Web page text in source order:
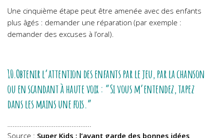
Une cinquième étape peut être amenée avec des enfants
plus âgés : demander une réparation (par exemple :
demander des excuses à l’oral).
10.Obtenir l’attention des enfants par le jeu, par la chanson
ou en scandant à haute voix : “Si vous m’entendez, tapez
dans les mains une fois.”
Source : Super Kids : l’avant garde des bonnes idées